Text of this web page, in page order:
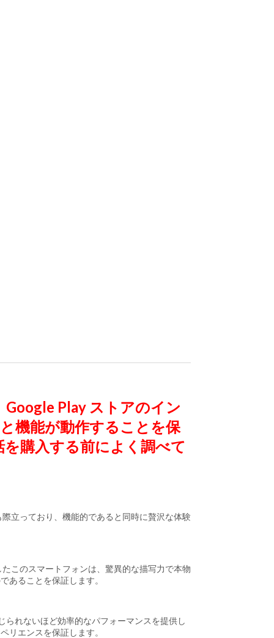
Play ストアのイン
機能が動作することを保
購入する前によく調べて
立っており、機能的であると同時に贅沢な体験
このスマートフォンは、驚異的な描写力で本物
あることを保証します。
られないほど効率的なパフォーマンスを提供し
リエンスを保証します。